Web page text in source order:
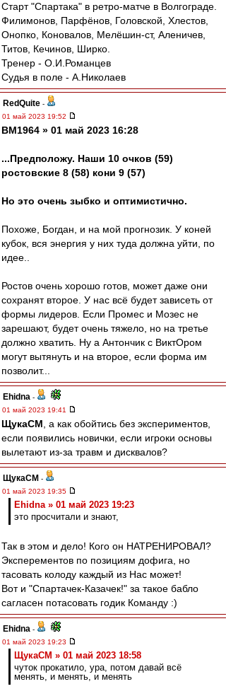
Старт "Спартака" в ретро-матче в Волгограде.
Филимонов, Парфёнов, Головской, Хлестов,
Онопко, Коновалов, Мелёшин-ст, Аленичев,
Титов, Кечинов, Ширко.
Тренер - О.И.Романцев
Судья в поле - А.Николаев
RedQuite -
01 май 2023 19:52
BM1964 » 01 май 2023 16:28
...Предположу. Наши 10 очков (59)
ростовские 8 (58) кони 9 (57)
Но это очень зыбко и оптимистично.
Похоже, Богдан, и на мой прогнозик. У коней
кубок, вся энергия у них туда должна уйти, по
идее..
Ростов очень хорошо готов, может даже они
сохранят второе. У нас всё будет зависеть от
формы лидеров. Если Промес и Мозес не
зарешают, будет очень тяжело, но на третье
должно хватить. Ну а Антончик с ВиктОром
могут вытянуть и на второе, если форма им
позволит...
Ehidna -
01 май 2023 19:41
ЩукаСМ , а как обойтись без экспериментов,
если появились новички, если игроки основы
вылетают из-за травм и дисквалов?
ЩукаСМ -
01 май 2023 19:35
Ehidna » 01 май 2023 19:23
это просчитали и знают,
Так в этом и дело! Кого он НАТРЕНИРОВАЛ?
Эксперементов по позициям дофига, но
тасовать колоду каждый из Нас может!
Вот и "Спартачек-Казачек!" за такое бабло
сагласен потасовать годик Команду :)
Ehidna -
01 май 2023 19:23
ЩукаСМ » 01 май 2023 18:58
чуток прокатило, ура, потом давай всё
менять, и менять, и менять